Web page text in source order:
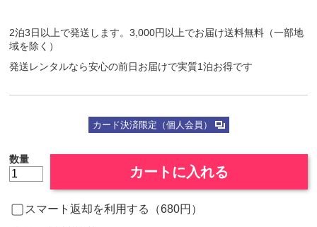
2泊3日以上で発送します。3,000円以上でお届け送料無料（一部地
域を除く）
発送レンタルなら安心の前日お届けで実質1泊お得です
カード決済限定（個人会員）
数量
カートに入れる
スマート返却を利用する（680円）